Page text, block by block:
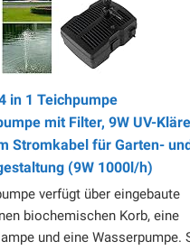
in 1 Teichpumpe
mit Filter, 9W UV-
Stromkabel für Garten-
(9W 1000l/h)
verfügt über eingebaute
biochemischen Korb, eine
und eine Wasserpumpe.